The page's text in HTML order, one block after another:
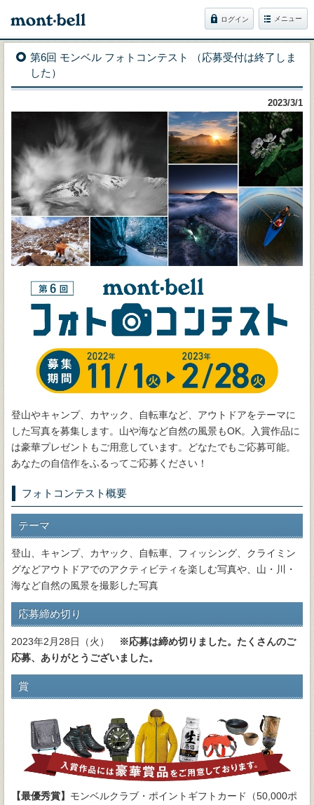
ログイン メニュー
第6回 モンベル フォトコンテスト （応募受付は終了しま
した）
2023/3/1
登山やキャンプ、カヤック、自転車など、アウトドアをテーマに
した写真を募集します。山や海など自然の風景もOK。入賞作品に
は豪華プレゼントもご用意しています。どなたでもご応募可能。
あなたの自信作をふるってご応募ください！
フォトコンテスト概要
テーマ
登山、キャンプ、カヤック、自転車、フィッシング、クライミン
グなどアウトドアでのアクティビティを楽しむ写真や、山・川・
海など自然の風景を撮影した写真
応募締め切り
2023年2月28日（火）
※応募は締め切りました。たくさんのご
応募、ありがとうございました。
賞
【最優秀賞】 モンベルクラブ・ポイントギフトカード（50,000ポ